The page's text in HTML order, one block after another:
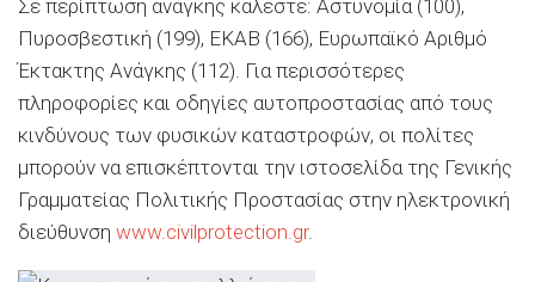
Σε περίπτωση ανάγκης καλέστε: Αστυνομία (100),
Πυροσβεστική (199), ΕΚΑΒ (166), Ευρωπαϊκό Αριθμό
Έκτακτης Ανάγκης (112). Για περισσότερες
πληροφορίες και οδηγίες αυτοπροστασίας από τους
κινδύνους των φυσικών καταστροφών, οι πολίτες
μπορούν να επισκέπτονται την ιστοσελίδα της Γενικής
Γραμματείας Πολιτικής Προστασίας στην ηλεκτρονική
διεύθυνση www.civilprotection.gr.